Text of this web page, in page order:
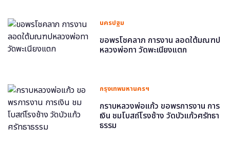
นครปฐม
ขอพรโชคลาภ การงาน ลอดใต้มณฑป
หลวงพ่อทา วัดพะเนียงแตก
กรุงเทพมหานครฯ
กราบหลวงพ่อแก้ว ขอพรการงาน การ
เงิน ชมโบสถ์โรงช้าง วัดบัวแก้วศรัทธา
ธรรม